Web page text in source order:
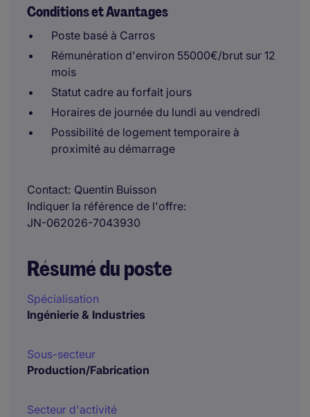
Conditions et Avantages
Poste basé à Carros
Rémunération d'environ 55000€/brut sur 12
mois
Statut cadre au forfait jours
Horaires de journée du lundi au vendredi
Possibilité de logement temporaire à
proximité au démarrage
Contact Quentin Buisson
Indiquer la référence de l'offre
JN-062026-7043930
Résumé du poste
Spécialisation
Ingénierie & Industries
Sous-secteur
Production/Fabrication
Secteur d'activité